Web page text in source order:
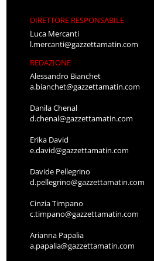
DIRETTORE RESPONSABILE
Luca Mercanti
l.mercanti@gazzettamatin.com
REDAZIONE
Alessandro Bianchet
a.bianchet@gazzettamatin.com
Danila Chenal
d.chenal@gazzettamatin.com
Erika David
e.david@gazzettamatin.com
Davide Pellegrino
d.pellegrino@gazzettamatin.com
Cinzia Timpano
c.timpano@gazzettamatin.com
Arianna Papalia
a.papalia@gazzettamatin.com